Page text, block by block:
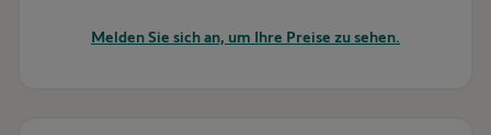
Melden Sie sich an, um Ihre Preise zu sehen.